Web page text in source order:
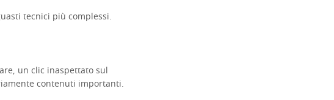
tecnici più complessi.
un clic inaspettato sul
contenuti importanti.